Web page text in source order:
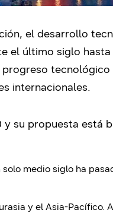
el desarrollo
el último siglo hasta
progreso tecnológico
internacionales.
su propuesta está
medio siglo ha
y el Asia-Pacífico.